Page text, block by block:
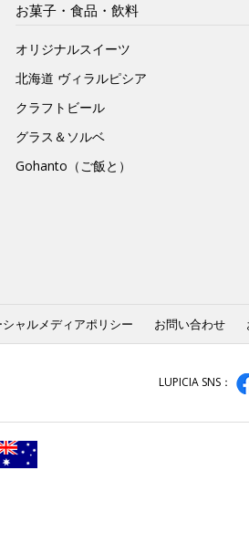
お菓子・食品・飲料
オリジナルスイーツ
北海道 ヴィラルピシア
クラフトビール
グラス＆ソルベ
Gohanto（ご飯と）
シャルメディアポリシー お問い合わせ
LUPICIA SNS：